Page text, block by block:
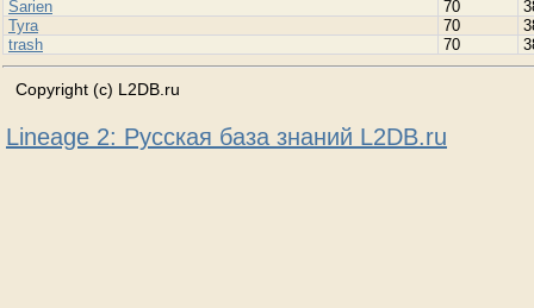
Sarien
70
Tyra
70
trash
70
Copyright (c) L2DB.ru
Lineage 2: Русская база знаний L2DB.ru